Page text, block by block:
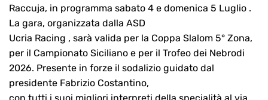
Raccuja, in programma sabato 4 e domenica 5 Luglio .
La gara, organizzata dalla ASD
Ucria Racing , sarà valida per la Coppa Slalom 5° Zona,
per il Campionato Siciliano e per il Trofeo dei Nebrodi
2026. Presente in forze il sodalizio guidato dal
presidente Fabrizio Costantino,